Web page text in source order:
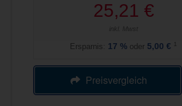
25,21 €
inkl. Mwst
Ersparnis: 17 % oder 5,00 € 1
Preisvergleich